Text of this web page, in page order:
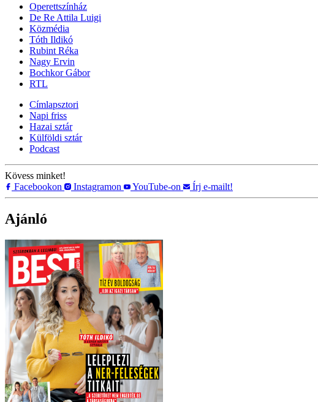
Operettszínház
De Re Attila Luigi
Közmédia
Tóth Ildikó
Rubint Réka
Nagy Ervin
Bochkor Gábor
RTL
Címlapsztori
Napi friss
Hazai sztár
Külföldi sztár
Podcast
Kövess minket!
Facebookon
Instagramon YouTube-on Írj e-mailt!
Ajánló